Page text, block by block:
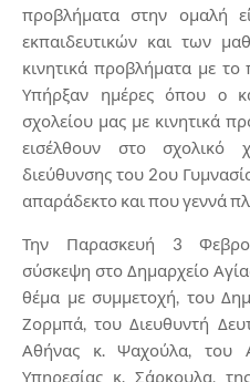
προβλήματα στην ομαλή
εκπαιδευτικών και των
κινητικά προβλήματα με
Υπήρξαν ημέρες όπου o
σχολείου μας με κινητικά
εισέλθουν στο σχολικό
διεύθυνσης του 2ου
απαράδεκτο και που γεννά
Την Παρασκευή 3
σύσκεψη στο Δημαρχείο
θέμα με συμμετοχή, του
Ζορμπά, του Διευθυντή
Αθήνας κ. Ψαχούλα, του
Υπηρεσίας κ. Σάρκουλα,